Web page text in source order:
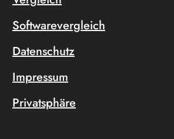
Softwarevergleich
Datenschutz
Impressum
Privatsphäre